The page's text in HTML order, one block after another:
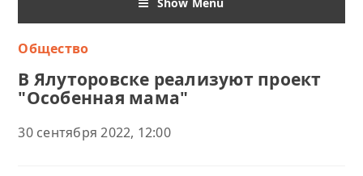
Общество
В Ялуторовске реализуют проект
"Особенная мама"
30 сентября 2022, 12:00